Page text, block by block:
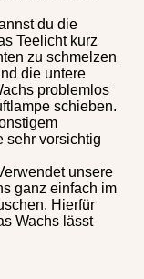
du die
Teelicht kurz
zu schmelzen
die untere
problemlos
schieben.
sehr vorsichtig
unsere
ganz einfach im
Hierfür
Wachs lässt